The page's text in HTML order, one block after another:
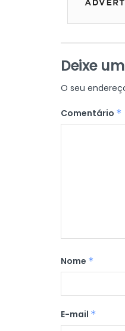
Deixe
O seu
Comentário *
Nome *
E-mail *